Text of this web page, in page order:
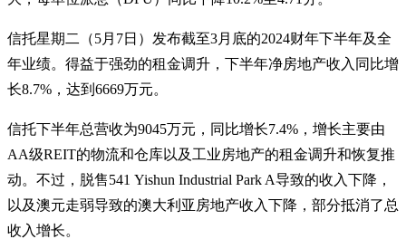
信托星期二（5月7日）发布截至3月底的2024财年下半年及全
年业绩。得益于强劲的租金调升，下半年净房地产收入同比增
长8.7%，达到6669万元。
信托下半年总营收为9045万元，同比增长7.4%，增长主要由
AA级REIT的物流和仓库以及工业房地产的租金调升和恢复推
动。不过，脱售541 Yishun Industrial Park A导致的收入下降，
以及澳元走弱导致的澳大利亚房地产收入下降，部分抵消了总
收入增长。